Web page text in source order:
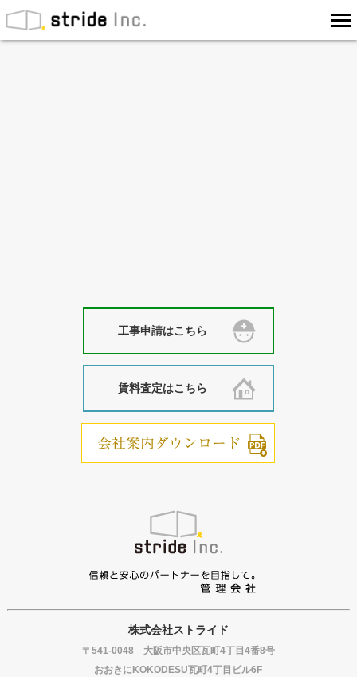
工事申請はこちら
賃料査定はこちら
株式会社ストライド
〒541-0048 大阪市中央区瓦町4丁目4番8号
おおきにKOKODESU瓦町4丁目ビル6F